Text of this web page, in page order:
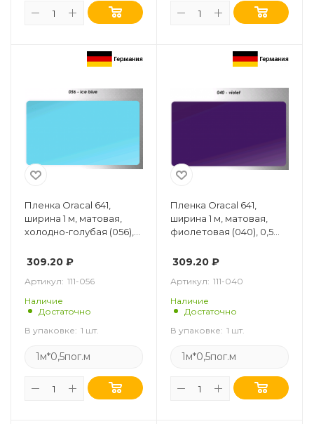
Пленка Oracal 641,
ширина 1 м, матовая,
холодно-голубая (056),
309.20 ₽
Артикул: 111-056
Наличие
Достаточно
В упаковке: 1 шт.
1м*0,5пог.м
Пленка Oracal 641,
ширина 1 м, матовая,
фиолетовая (040), 0,5
309.20 ₽
Артикул: 111-040
Наличие
Достаточно
В упаковке: 1 шт.
1м*0,5пог.м